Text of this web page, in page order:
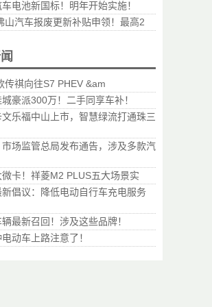
电池新国标！明年开始实施！
山汽车报废更新补贴申领！最高2
传祺向往S7 PHEV &am
豪派300万！二手同享车补！
乐福中山上市，智慧绿流打通珠三
场监管总局发布通告，涉及多款汽
微卡！祥菱M2 PLUS五大场景实
新倡议：降低电动自行车充电服务
最新召回！涉及这些品牌！
动车上路注意了！